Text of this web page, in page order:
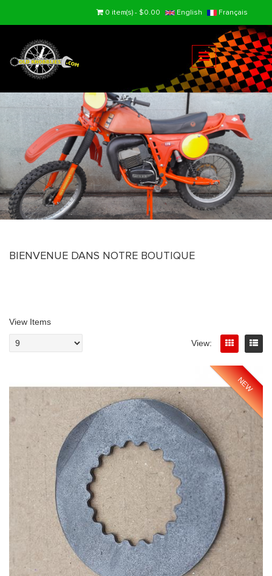
0 item(s) - $0.00 English Français
BIENVENUE DANS NOTRE BOUTIQUE
View:
View Items
NEW